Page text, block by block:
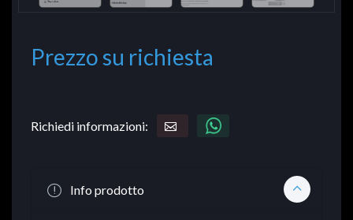
Prezzo su richiesta
Richiedi informazioni:
Info prodotto